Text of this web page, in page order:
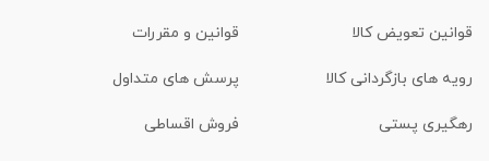
قوانین تعویض کالا قوانین و مقررات
رویه های بازگردانی کالا پرسش های متداول
رهگیری پستی فروش اقساطی